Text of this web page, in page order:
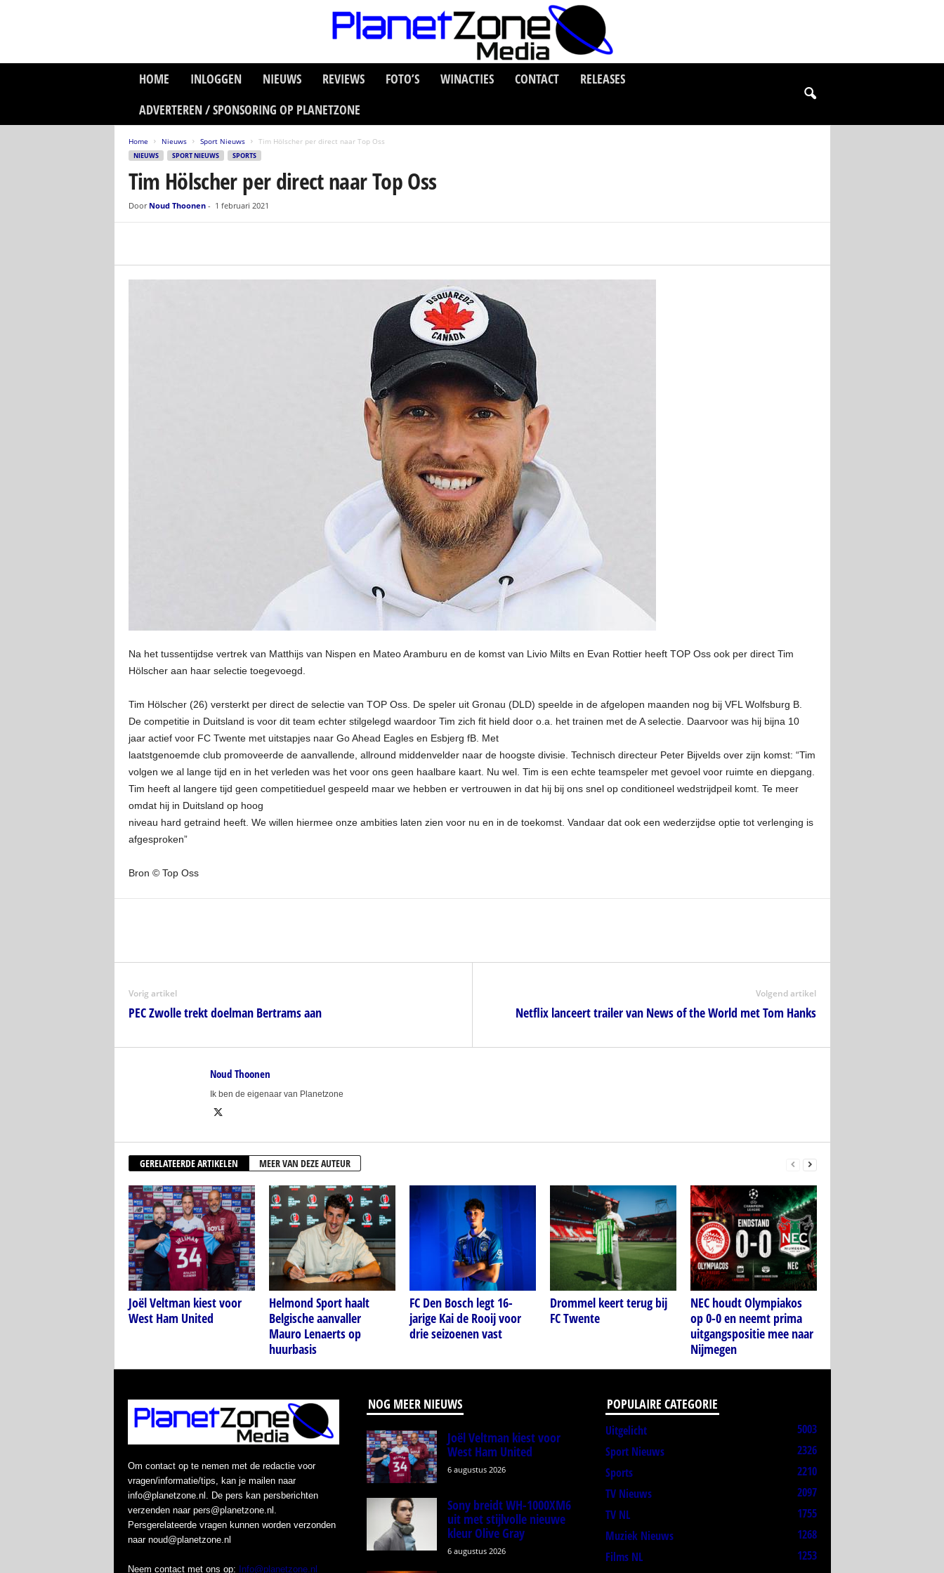
HOME INLOGGEN NIEUWS REVIEWS FOTO’S WINACTIES CONTACT
RELEASES
ADVERTEREN / SPONSORING OP PLANETZONE
Home Nieuws Sport Nieuws Tim Hölscher per direct naar Top Oss
NIEUWS SPORT NIEUWS SPORTS
Tim Hölscher per direct naar Top Oss
Door Noud Thoonen- 1 februari 2021
Na het tussentijdse vertrek van Matthijs van Nispen en Mateo Aramburu en de komst van Livio Milts en Evan Rottier heeft TOP Oss ook per direct Tim
Hölscher aan haar selectie toegevoegd.
Tim Hölscher (26) versterkt per direct de selectie van TOP Oss. De speler uit Gronau (DLD) speelde in de afgelopen maanden nog bij VFL Wolfsburg B.
De competitie in Duitsland is voor dit team echter stilgelegd waardoor Tim zich fit hield door o.a. het trainen met de A selectie. Daarvoor was hij bijna 10
jaar actief voor FC Twente met uitstapjes naar Go Ahead Eagles en Esbjerg fB. Met
laatstgenoemde club promoveerde de aanvallende, allround middenvelder naar de hoogste divisie. Technisch directeur Peter Bijvelds over zijn komst: “Tim
volgen we al lange tijd en in het verleden was het voor ons geen haalbare kaart. Nu wel. Tim is een echte teamspeler met gevoel voor ruimte en diepgang.
Tim heeft al langere tijd geen competitieduel gespeeld maar we hebben er vertrouwen in dat hij bij ons snel op conditioneel wedstrijdpeil komt. Te meer
omdat hij in Duitsland op hoog
niveau hard getraind heeft. We willen hiermee onze ambities laten zien voor nu en in de toekomst. Vandaar dat ook een wederzijdse optie tot verlenging is
afgesproken”
Bron © Top Oss
Vorig artikel
PEC Zwolle trekt doelman Bertrams aan
Volgend artikel
Netflix lanceert trailer van News of the World met Tom Hanks
Noud Thoonen
Ik ben de eigenaar van Planetzone
GERELATEERDE ARTIKELEN MEER VAN DEZE AUTEUR
Joël Veltman kiest voor
West Ham United
Helmond Sport haalt
Belgische aanvaller
Mauro Lenaerts op
huurbasis
FC Den Bosch legt 16-
jarige Kai de Rooij voor
drie seizoenen vast
Drommel keert terug bij
FC Twente
NEC houdt Olympiakos
op 0-0 en neemt prima
uitgangspositie mee naar
Nijmegen
Om contact op te nemen met de redactie voor
vragen/informatie/tips, kan je mailen naar
info@planetzone.nl. De pers kan persberichten
verzenden naar pers@planetzone.nl.
Persgerelateerde vragen kunnen worden verzonden
naar noud@planetzone.nl
Neem contact met ons op: Info@planetzone.nl
NOG MEER NIEUWS
Joël Veltman kiest voor
West Ham United
6 augustus 2026
Sony breidt WH-1000XM6
uit met stijlvolle nieuwe
kleur Olive Gray
6 augustus 2026
POPULAIRE CATEGORIE
Uitgelicht
5003
Sport Nieuws
2326
Sports
2210
TV Nieuws
2097
TV NL
1755
Muziek Nieuws
1268
Films NL
1253